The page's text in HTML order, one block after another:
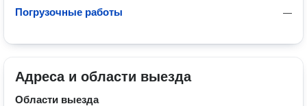
—
Погрузочные работы
Адреса и области выезда
Области выезда